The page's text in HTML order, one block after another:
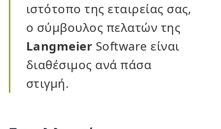
ιστότοπο της εταιρείας σας,
ο σύμβουλος πελατών της
Langmeier Software είναι
διαθέσιμος ανά πάσα
στιγμή.